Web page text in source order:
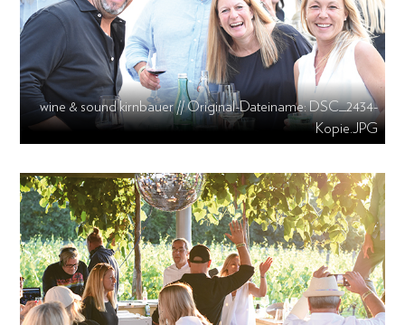
wine & sound kirnbauer // Original-Dateiname: DSC_2434-
Kopie.JPG